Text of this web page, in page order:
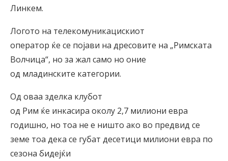
Линкем.
Логото на телекомуникацискиот
оператор ќе се појави на дресовите на „Римската
Волчица“, но за жал само но оние
од младинските категории.
Од оваа зделка клубот
од Рим ќе инкасира околу 2,7 милиони евра
годишно, но тоа не е ништо ако во предвид се
земе тоа дека се губат десетици милиони евра по
сезона бидејќи